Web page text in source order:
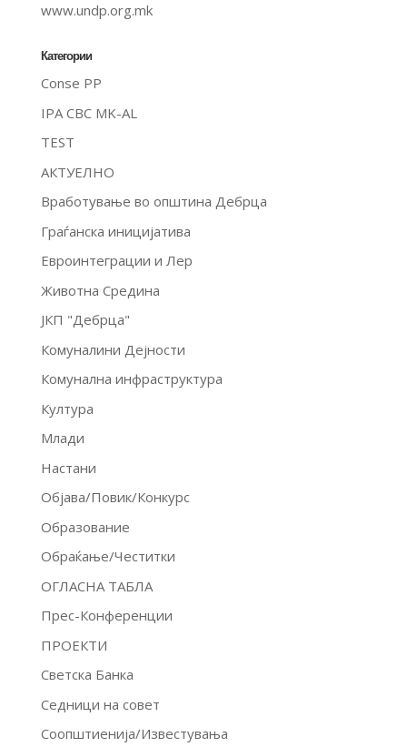
www.undp.org.mk
Категории
Conse PP
IPA CBC MK-AL
TEST
АКТУЕЛНО
Вработување во општина Дебрца
Граѓанска иницијатива
Евроинтеграции и Лер
Животна Средина
ЈКП "Дебрца"
Комуналини Дејности
Комунална инфраструктура
Култура
Млади
Настани
Објава/Повик/Конкурс
Образование
Обраќање/Честитки
ОГЛАСНА ТАБЛА
Прес-Конференции
ПРОЕКТИ
Светска Банка
Седници на совет
Соопштиенија/Известувања